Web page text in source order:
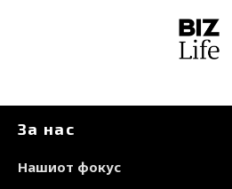
За нас
Нашиот фокус